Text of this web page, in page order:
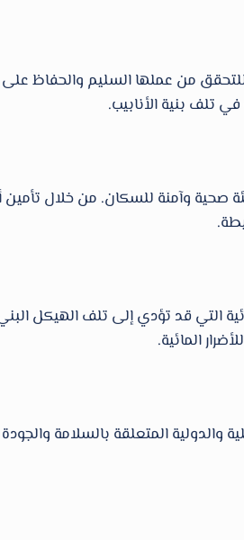
من عملها السليم والحفاظ على
تلف بنية الأنابيب.
وآمنة للسكان. من خلال تأمين
التي قد تؤدي إلى تلف الهيكل
المائية.
والدولية المتعلقة بالسلامة